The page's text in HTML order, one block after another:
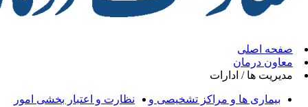
/ ادارات
ها و مراکز تشخیصی و
نظارت و اعتبار بخشی امور